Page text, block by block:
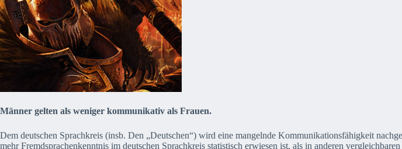
Männer gelten als weniger kommunikativ als Frauen.
Dem deutschen Sprachkreis (insb. Den „Deutschen“) wird eine mangelnde Kommunikationsfähigkeit
mehr Fremdsprachenkenntnis im deutschen Sprachkreis statistisch erwiesen ist, als in anderen